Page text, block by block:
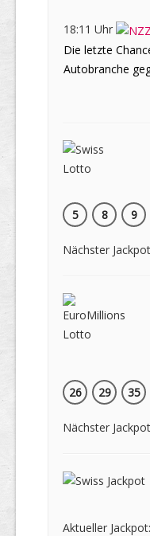
18:11 Uhr
Die letzte
Autobranche
5
8 9
Nächster
26
29 35
Nächster
Aktueller